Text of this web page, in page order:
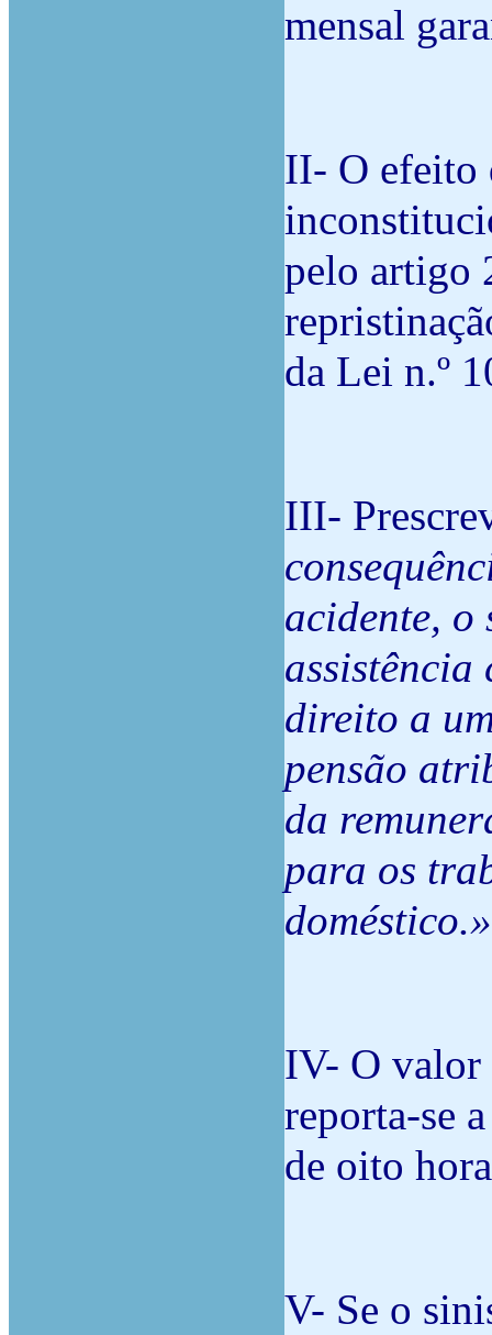
mensal
II- O efeito
pelo artigo
da Lei n.º
III-
acidente, o
assistência
direito a
pensão
da
para os
doméstico.»
IV- O valor
reporta-se
de oito
V- Se o